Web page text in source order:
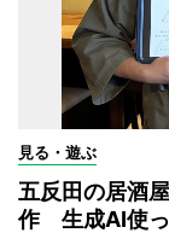
見る・遊ぶ
五反田の居酒
作 生成AI使